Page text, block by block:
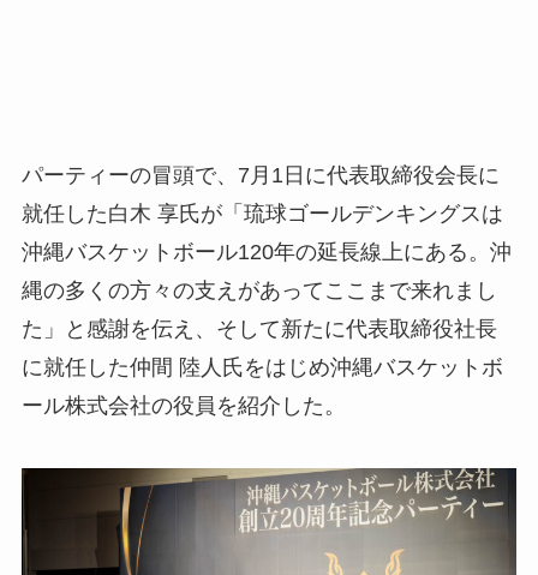
パーティーの冒頭で、7月1日に代表取締役会長に
就任した白木 享氏が「琉球ゴールデンキングスは
沖縄バスケットボール120年の延長線上にある。沖
縄の多くの方々の支えがあってここまで来れまし
た」と感謝を伝え、そして新たに代表取締役社長
に就任した仲間 陸人氏をはじめ沖縄バスケットボ
ール株式会社の役員を紹介した。